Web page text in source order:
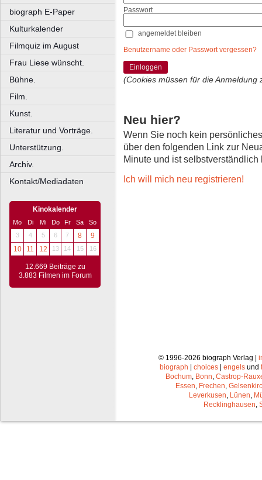
biograph E-Paper
Kulturkalender
Filmquiz im August
Frau Liese wünscht.
Bühne.
Film.
Kunst.
Literatur und Vorträge.
Unterstützung.
Archiv.
Kontakt/Mediadaten
Kinokalender
Mo Di Mi Do Fr Sa
So
3
4 5 6 7 8
9
10
11 12 13 14 15 16
12.669 Beiträge zu
3.883 Filmen im Forum
Passwort
angemeldet bleiben
Benutzername oder Passwort vergessen?
Einloggen
(Cookies müssen für die Anmeldung
Neu hier?
Wenn Sie noch kein
über den folgenden Link zur
Minute und ist selbstverständlich
Ich will mich neu registrieren!
© 1996-2026 biograph Verlag |
biograph
choices engels und
Bochum, Bonn, Castrop-
Essen, Frechen,
Leverkusen, Lünen,
Recklinghausen,